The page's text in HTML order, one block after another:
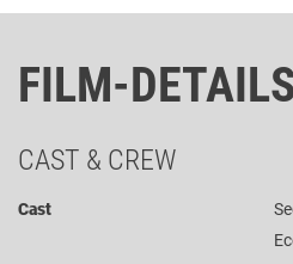
FILM-DETAILS
CAST & CREW
Cast